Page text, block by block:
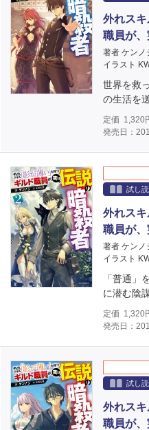
外れス
職員が
著者 ケンノ
イラスト
世界を救
の生活を
定価 1,320
発売日：
試し
外れス
職員が
著者 ケンノ
イラスト
「普通」
に潜む陰
定価 1,320
発売日：
試し
外れス
職員が